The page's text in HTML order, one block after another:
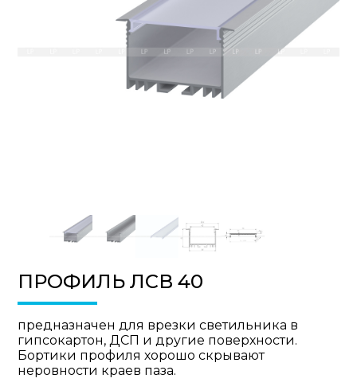
ПРОФИЛЬ ЛСВ 40
предназначен для врезки светильника в
гипсокартон, ДСП и другие поверхности.
Бортики профиля хорошо скрывают
неровности краев паза.